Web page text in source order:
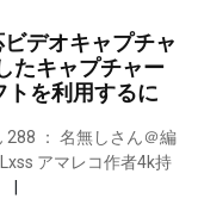
ビデオキャプチャ
たキャプチャー
トを利用するに
288 ： 名無しさん＠編
アマレコ作者4k持